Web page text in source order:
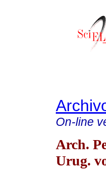
On-line
Arch.
Urug.